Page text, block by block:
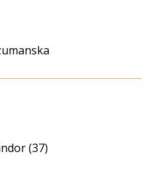
(37)